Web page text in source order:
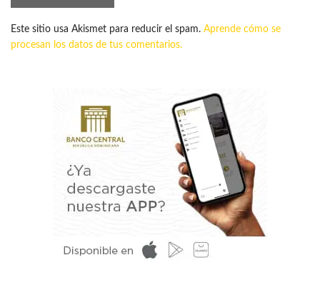
Este sitio usa Akismet para reducir el spam. Aprende cómo se
procesan los datos de tus comentarios.